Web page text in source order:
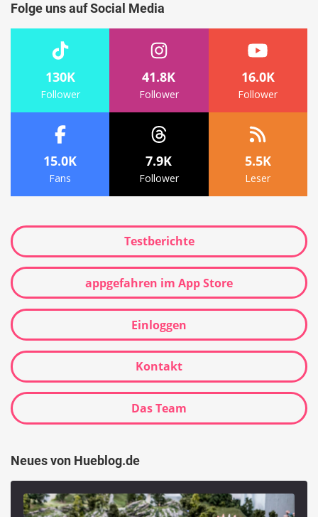
Folge uns auf Social Media
130K
Follower
41.8K
Follower
16.0K
Follower
15.0K
Fans
7.9K
Follower
5.5K
Leser
Testberichte
appgefahren im App Store
Einloggen
Kontakt
Das Team
Neues von Hueblog.de